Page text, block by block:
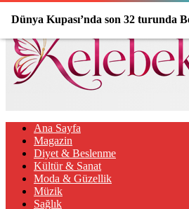
Ana Sayfa
Magazin
Diyet & Beslenme
Kültür & Sanat
Moda & Güzellik
Müzik
Sağlık
Dünya Kupası’nda son 32 turunda